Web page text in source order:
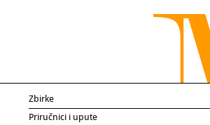
Zbirke
Priručnici i upute